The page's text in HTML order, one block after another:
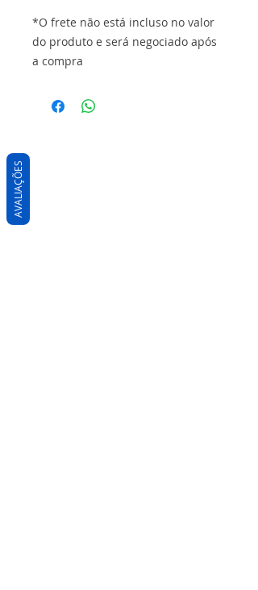
*O frete não está incluso no valor
do produto e será negociado após
a compra
AVALIAÇÕES